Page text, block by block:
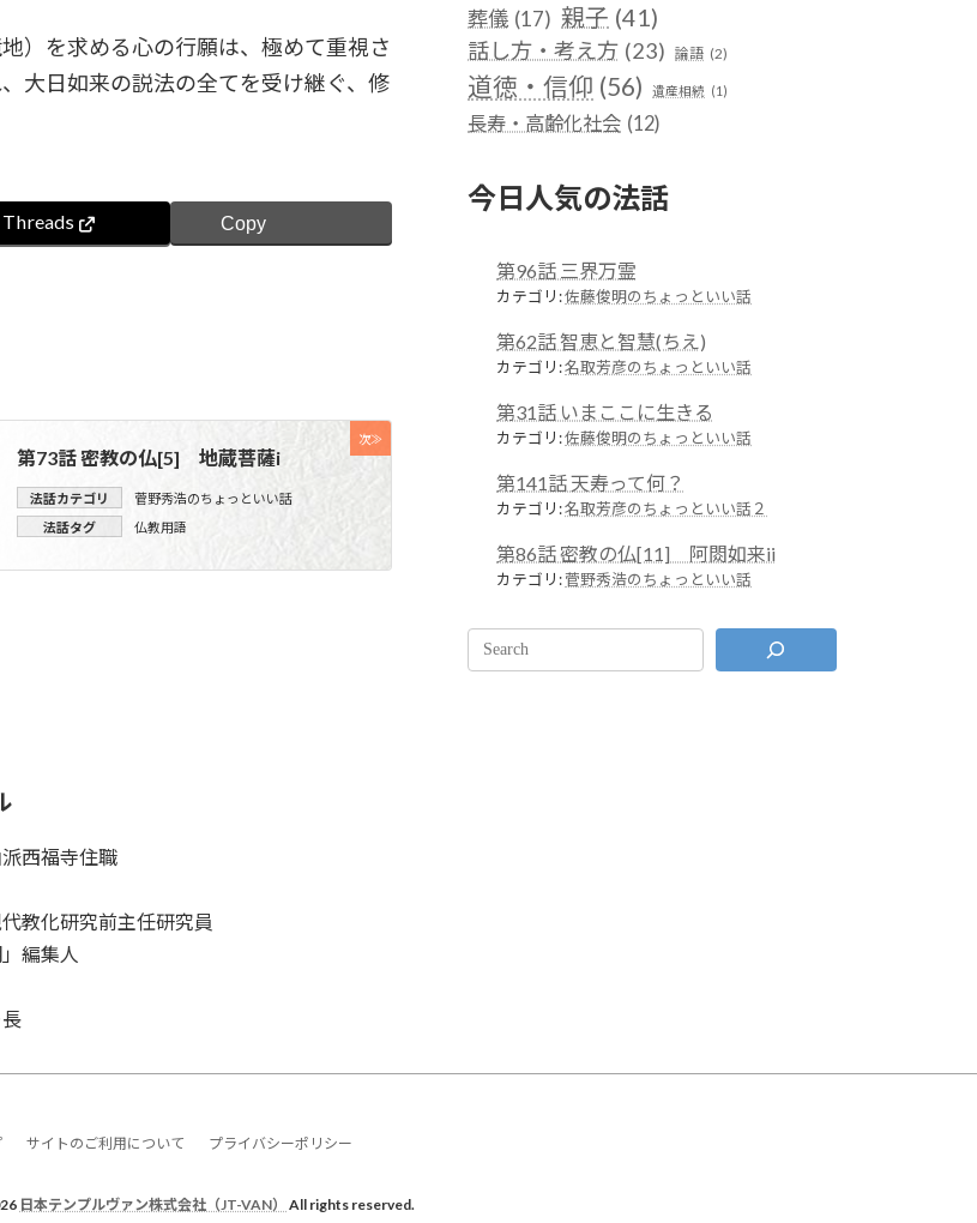
）を求める心の行願は、極めて重視さ
大日如来の説法の全てを受け継ぐ、修
Threads Copy
次≫
第73話 密教の仏[5] 地蔵菩薩i
法話カテゴリ
菅野秀浩のちょっといい話
法話タグ
仏教用語
葬儀 (17) 親子 (41)
話し方・考え方 (23) 論語 (2)
道徳・信仰 (56) 遺産相続 (1)
長寿・高齢化社会 (12)
今日人気の法話
第96話 三界万霊
カテゴリ:佐藤俊明のちょっといい話
第62話 智恵と智慧(ちえ)
カテゴリ:名取芳彦のちょっといい話
第31話 いまここに生きる
カテゴリ:佐藤俊明のちょっといい話
第141話 天寿って何？
カテゴリ:名取芳彦のちょっといい話２
第86話 密教の仏[11] 阿閦如来ii
カテゴリ:菅野秀浩のちょっといい話
西福寺住職
教化研究前主任研究員
編集人
サイトのご利用について プライバシーポリシー
日本テンプルヴァン株式会社（JT-VAN） All rights reserved.